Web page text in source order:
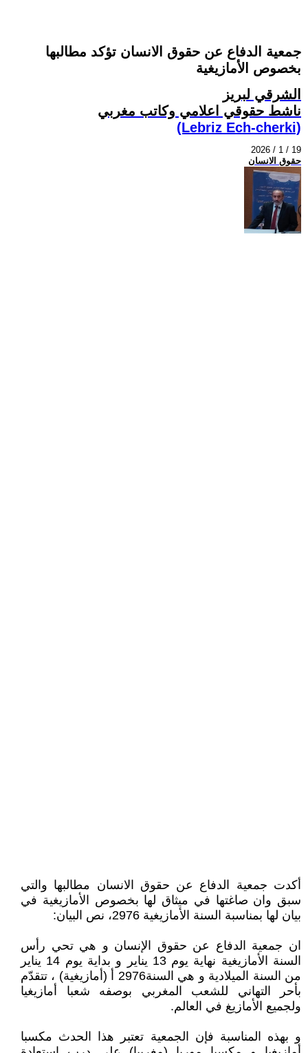
جمعية الدفاع عن حقوق الانسان تؤكد مطالبها
بخصوص الأمازيغية
الشرقي لبريز
ناشط حقوقي اعلامي وكاتب مغربي
(Lebriz Ech-cherki)
2026 / 1 / 19
حقوق الانسان
أكدت جمعية الدفاع عن حقوق الانسان مطالبها والتي
سبق وان صاغتها في ميثاق لها بخصوص الأمازيغية في
بيان لها بمناسبة السنة الأمازيغية 2976، نص البيان:
ان جمعية الدفاع عن حقوق الإنسان و هي تحي رأس
السنة الأمازيغية نهاية يوم 13 يناير و بداية يوم 14 يناير
من السنة الميلادية و هي السنة2976 أ (أمازيغية) ، تتقدّم
بأحر التهاني للشعب المغربي بوصفه شعبا أمازيغيا
ولجميع الأمازيغ في العالم.
و بهذه المناسبة فإن الجمعية تعتبر هذا الحدث مكسبا